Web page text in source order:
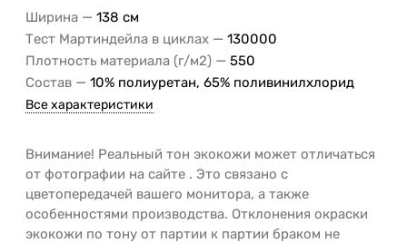
Ширина — 138 см
Тест Мартиндейла в циклах — 130000
Плотность материала (г/м2) — 550
Состав — 10% полиуретан, 65% поливинилхлорид
Все характеристики
Внимание! Реальный тон экокожи может отличаться
от фотографии на сайте . Это связано с
цветопередачей вашего монитора, а также
особенностями производства. Отклонения окраски
экокожи по тону от партии к партии браком не